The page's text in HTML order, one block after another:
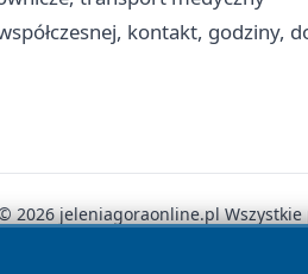
kontakt, godziny,
2026 jeleniagoraonline.pl Wszystkie